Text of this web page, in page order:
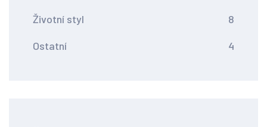
Životní styl 8
Ostatní 4